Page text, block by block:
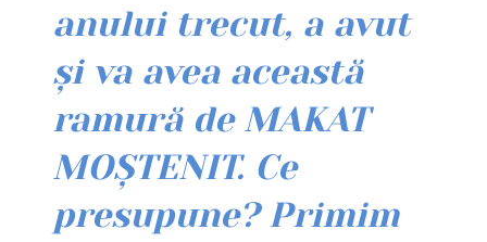
anului trecut, a avut
și va avea această
ramură de MAKAT
MOȘTENIT. Ce
presupune? Primim